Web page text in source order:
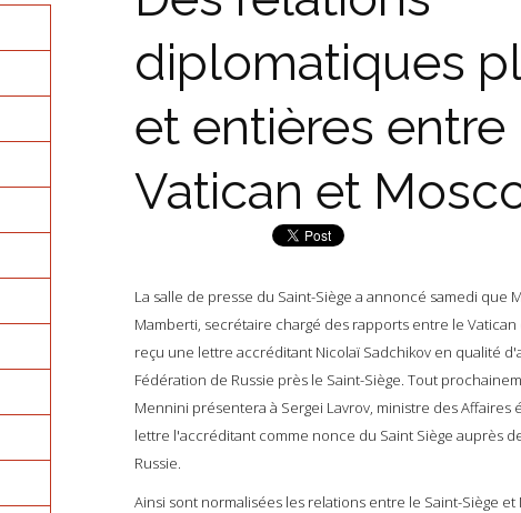
diplomatiques
et entières entre
Vatican et
La salle de presse du Saint-Siège a annoncé samedi que
Mamberti, secrétaire chargé des rapports entre le Vatican
reçu une lettre accréditant Nicolaï Sadchikov en qualité
Fédération de Russie près le Saint-Siège. Tout
Mennini présentera à Sergei Lavrov, ministre des Affaires
lettre l'accréditant comme nonce du Saint Siège auprès
Russie.
Ainsi sont normalisées les relations entre le Saint-Siège et